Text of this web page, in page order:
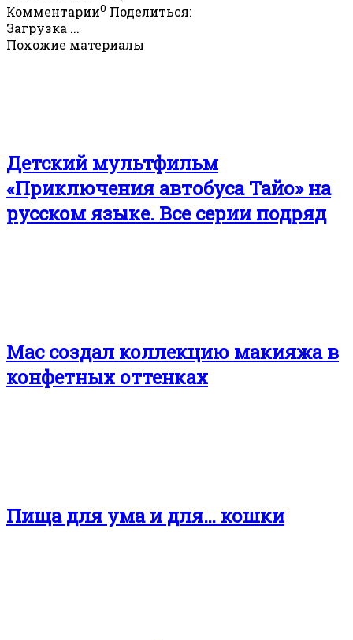
Комментарии0 Поделиться:
Загрузка ...
Похожие материалы
Детский мультфильм
«Приключения автобуса Тайо» на
русском языке. Все серии подряд
Mac создал коллекцию макияжа в
конфетных оттенках
Пища для ума и для… кошки